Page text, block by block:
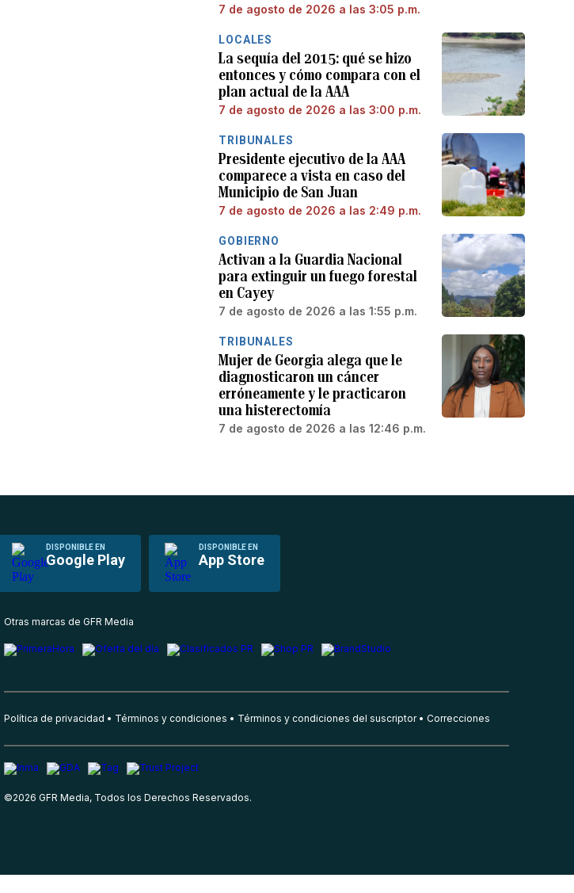
7 de agosto de 2026 a las 3:05 p.m.
LOCALES
La sequía del 2015: qué se hizo
entonces y cómo compara con el
plan actual de la AAA
7 de agosto de 2026 a las 3:00 p.m.
TRIBUNALES
Presidente ejecutivo de la AAA
comparece a vista en caso del
Municipio de San Juan
7 de agosto de 2026 a las 2:49 p.m.
GOBIERNO
Activan a la Guardia Nacional
para extinguir un fuego forestal
en Cayey
7 de agosto de 2026 a las 1:55 p.m.
TRIBUNALES
Mujer de Georgia alega que le
diagnosticaron un cáncer
erróneamente y le practicaron
una histerectomía
7 de agosto de 2026 a las 12:46 p.m.
DISPONIBLE EN
Google Play
DISPONIBLE EN
App Store
Otras marcas de GFR Media
Política de privacidad Términos y condiciones Términos y condiciones del suscriptor Correcciones
©2026 GFR Media, Todos los Derechos Reservados.